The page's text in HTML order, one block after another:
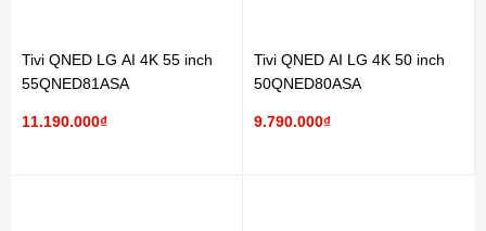
Tivi QNED LG AI 4K 55 inch
55QNED81ASA
11.190.000₫
Tivi QNED AI LG 4K 50 inch
50QNED80ASA
9.790.000₫